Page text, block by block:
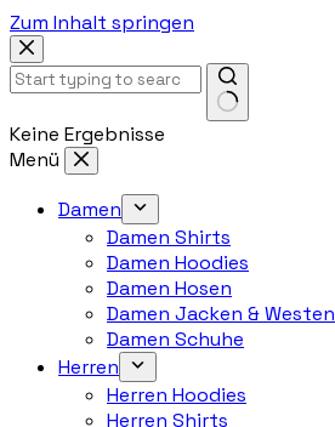
Zum Inhalt springen
Keine Ergebnisse
Menü
Damen
Damen Shirts
Damen Hoodies
Damen Hosen
Damen Jacken & Westen
Damen Schuhe
Herren
Herren Hoodies
Herren Shirts